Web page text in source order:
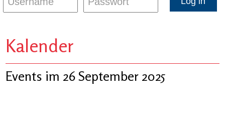
Kalender
Events im 26 September 2025